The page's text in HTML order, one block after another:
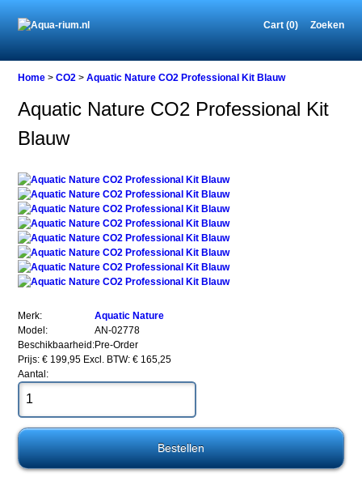
Cart (0) Zoeken
Home
CO2
Aquatic
CO2
Professional
Kit
Blauw
CO2
Professional
Kit
Blauw
De
Professional
Kit
Home >CO2 >Aquatic Nature CO2 Professional Kit Blauw
Aquatic Nature CO2 Professional Kit
Blauw
Merk:
Aquatic Nature
Model:
AN-02778
Beschikbaarheid:Pre-Order
Prijs: € 199,95 Excl. BTW: € 165,25
Aantal: